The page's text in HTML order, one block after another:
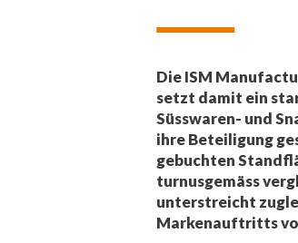
Die ISM
setzt damit ein
Süsswaren- und
ihre Beteiligung
gebuchten
turnusgemäss
unterstreicht
Markenauftritts